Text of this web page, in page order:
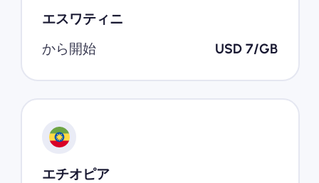
エスワティニ
から開始
USD 7/GB
エチオピア